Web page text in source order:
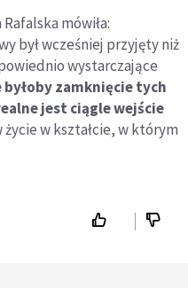
mówiła:
był wcześniej przyjęty niż
wystarczające
zamknięcie tych
jest ciągle wejście
życie w kształcie, w którym